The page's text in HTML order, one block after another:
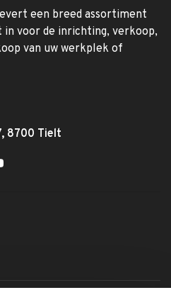
een breed assortiment
voor de inrichting, verkoop,
van uw werkplek of
8700 Tielt